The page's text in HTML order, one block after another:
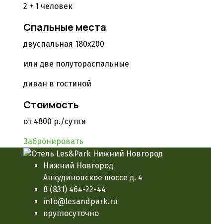
2 + 1 человек
Спальные места
двуспальная 180x200
или две полутораспальные
диван в гостиной
Стоимость
от 4800 р./сутки
Забронировать
Нижний Новгород
Анкудиновское шоссе д. 4
8 (831) 464-22-44
info@lesandpark.ru
круглосуточно